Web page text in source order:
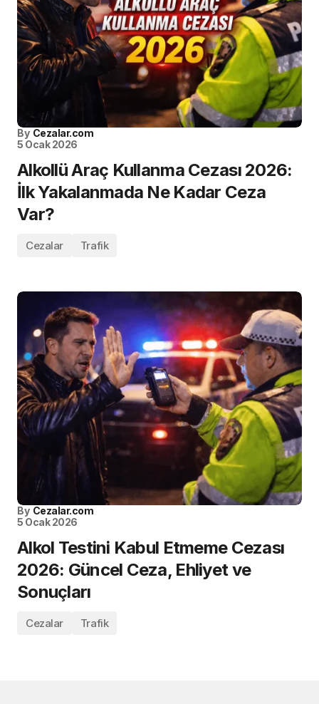
By Cezalar.com
5 Ocak 2026
Alkollü Araç Kullanma Cezası 2026:
İlk Yakalanmada Ne Kadar Ceza
Var?
Cezalar Trafik
By Cezalar.com
5 Ocak 2026
Alkol Testini Kabul Etmeme Cezası
2026: Güncel Ceza, Ehliyet ve
Sonuçları
Cezalar Trafik